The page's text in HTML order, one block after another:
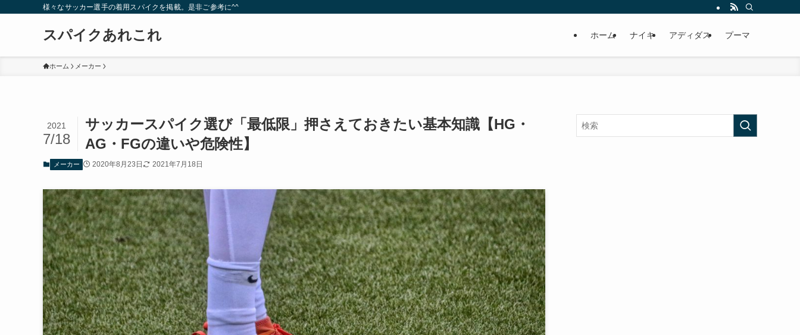
様々なサッカー選手の着用スパイクを掲載。是非ご参考に^^
スパイクあれこれ ホーム ナイキ アディダス プーマ
ホーム メーカー
サッカースパイク選び「最低限」押さえておきたい基本知識【HG・
AG・FGの違いや危険性】
2021
7/18
メーカー 2020年8月23日 2021年7月18日